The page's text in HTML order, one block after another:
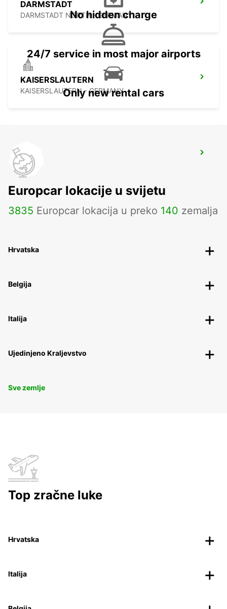
DARMSTADT
DARMSTADT NORTH - GERMANY
KAISERSLAUTERN
KAISERSLAUTERN - GERMANY
KARLSRUHE
KARLSRUHE - GERMANY
No hidden charge
24/7 service in most major airports
Only new rental cars
Europcar lokacije u svijetu
3835 Europcar lokacija u preko 140 zemalja
Hrvatska
Belgija
Italija
Ujedinjeno Kraljevstvo
Sve zemlje
Top zračne luke
Hrvatska
Italija